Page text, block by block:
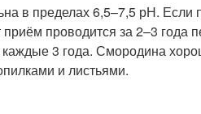
в пределах 6,5–7,5 рН. Если
приём проводится за 2–3 года
3 года. Смородина
и листьями.